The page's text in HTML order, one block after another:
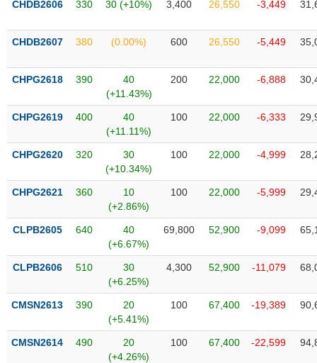
Tâm
thị
trường
CHDB2606 330 30 (+10%) 3,400 26,550 -3,449
CHDB2607 380 (0.00%) 600 26,550 -5,449
CHPG2618 390
40
(+11.43%)
200 22,000 -6,888
CHPG2619 400
40
(+11.11%)
100 22,000 -6,333
CHPG2620 320
30
(+10.34%)
100 22,000 -4,999
CHPG2621 360
10
(+2.86%)
100 22,000 -5,999
CLPB2605 640
40
(+6.67%)
69,800 52,900 -9,099
CLPB2606 510
30
(+6.25%)
4,300 52,900 -11,079
CMSN2613 390
20
(+5.41%)
100 67,400 -19,389
CMSN2614 490
20
(+4.26%)
100 67,400 -22,599
DÙNG
THIẾT
YẾU
TIÊU
THIẾT
YẾU
CHĂM
SỨC